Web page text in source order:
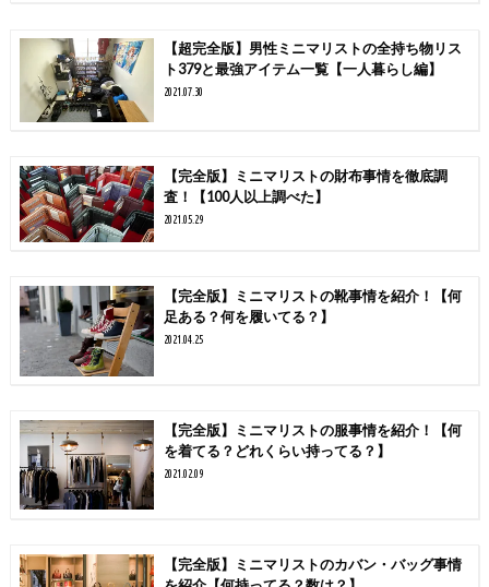
【超完全版】男性ミニマリストの全持ち物リス
ト379と最強アイテム一覧【一人暮らし編】
2021.07.30
【完全版】ミニマリストの財布事情を徹底調
査！【100人以上調べた】
2021.05.29
【完全版】ミニマリストの靴事情を紹介！【何
足ある？何を履いてる？】
2021.04.25
【完全版】ミニマリストの服事情を紹介！【何
を着てる？どれくらい持ってる？】
2021.02.09
【完全版】ミニマリストのカバン・バッグ事情